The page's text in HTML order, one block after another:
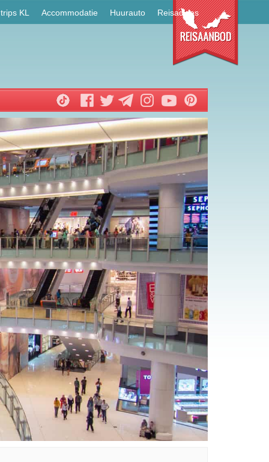
KL Accommodatie Huurauto Reisadvies